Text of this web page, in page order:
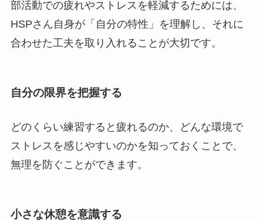
部活動での疲れやストレスを軽減するためには、
HSPさん自身が「自分の特性」を理解し、それに
合わせた工夫を取り入れることが大切です。
自分の限界を把握する
どのくらい練習すると疲れるのか、どんな環境で
ストレスを感じやすいのかを知っておくことで、
無理を防ぐことができます。
小さな休憩を意識する